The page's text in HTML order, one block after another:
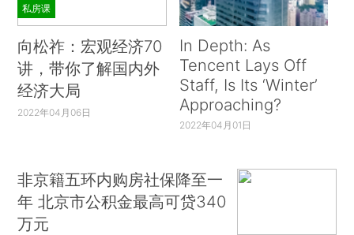
私房课
向松祚：宏观经济70
讲，带你了解国内外
经济大局
2022年04月06日
In Depth: As
Tencent Lays Off
Staff, Is Its ‘Winter’
Approaching?
2022年04月01日
非京籍五环内购房社保降至一
年 北京市公积金最高可贷340
万元